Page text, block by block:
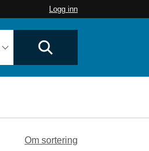
Logg inn
Om sortering